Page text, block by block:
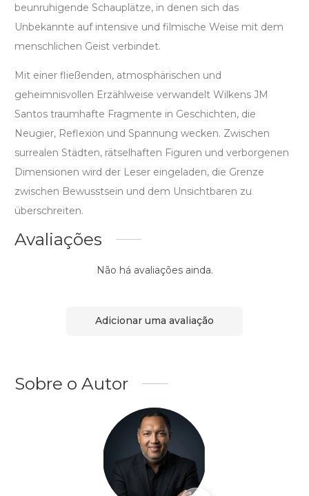
beunruhigende Schauplätze, in denen sich das
Unbekannte auf intensive und filmische Weise mit dem
menschlichen Geist verbindet.
Mit einer fließenden, atmosphärischen und
geheimnisvollen Erzählweise verwandelt Wilkens JM
Santos traumhafte Fragmente in Geschichten, die
Neugier, Reflexion und Spannung wecken. Zwischen
surrealen Städten, rätselhaften Figuren und verborgenen
Dimensionen wird der Leser eingeladen, die Grenze
zwischen Bewusstsein und dem Unsichtbaren zu
überschreiten.
Avaliações
Não há avaliações ainda.
Adicionar uma avaliação
Sobre o Autor